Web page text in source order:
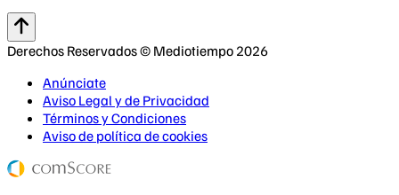
Derechos Reservados © Mediotiempo 2026
Anúnciate
Aviso Legal y de Privacidad
Términos y Condiciones
Aviso de política de cookies